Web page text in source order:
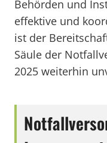
Behörden und
effektive und
ist der
Säule der
2025 weiterhin